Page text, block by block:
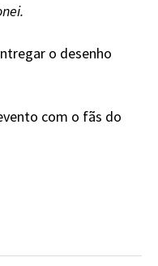
o desenho
com o fãs do